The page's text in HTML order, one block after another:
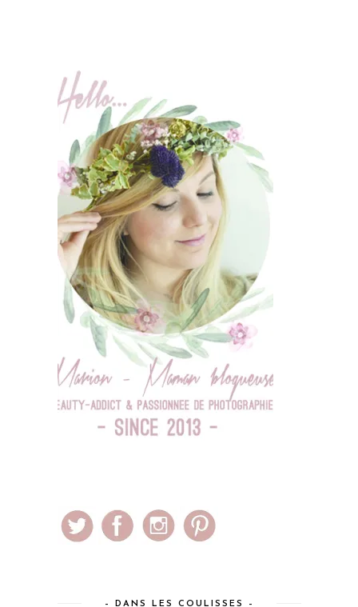
– DANS LES COULISSES –